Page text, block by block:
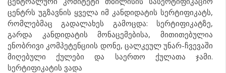
ცენტრს უგზავნის ყველა იმ კანდიდატის სერტიფიკატს,
რომლებმაც გადალახეს გამოცდა: სერტიფიკატზე,
გარდა კანდიდატის მონაცემებისა, მითითებულია
ენობრივი კომპეტენციის დონე, ცალკეულ უნარ-ჩვევაში
მიღებული ქულები და საერთო ქულათა ჯამი.
სერტიფიკატის ვადა